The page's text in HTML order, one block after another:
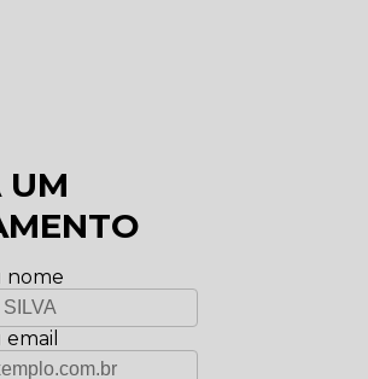
UM
nome